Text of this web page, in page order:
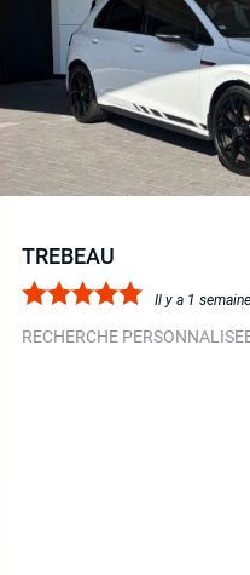
TREBEAU
Il y a 1 semaine
RECHERCHE